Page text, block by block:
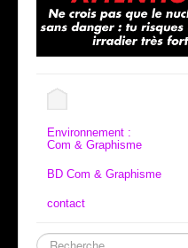
Environnement :
Com & Graphisme
BD Com & Graphisme
contact
Rechercher